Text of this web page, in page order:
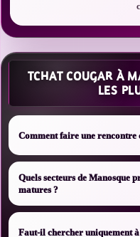
TCHAT COUGAR À
LES
Comment faire une rencontre
Quels secteurs de Manosque
matures ?
Faut-il chercher uniquement